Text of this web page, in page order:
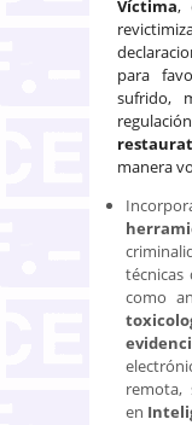
Víctima,
para
sufrido,
manera
técnicas
como
remota,
en